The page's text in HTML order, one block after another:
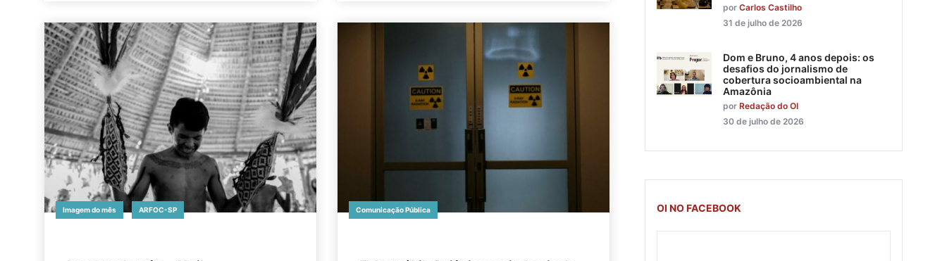
Imagem do mês ARFOC-SP Comunicação Pública
por Carlos Castilho
31 de julho de 2026
Dom e Bruno, 4 anos depois: os
desafios do jornalismo de
cobertura socioambiental na
Amazônia
por Redação do OI
30 de julho de 2026
OI NO FACEBOOK